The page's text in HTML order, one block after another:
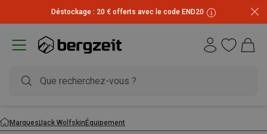
Déstockage : 20 € offerts avec le code END20
MarquesJack WolfskinÉquipement